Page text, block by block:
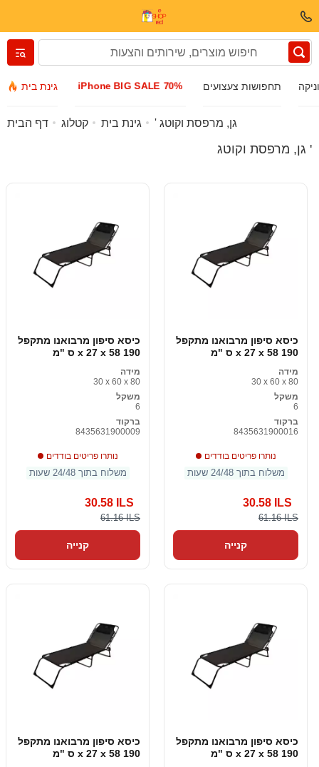
גינת בית iPhone BIG SALE 70% תחפושות צעצועים
Вернуться назад
אביזרים
תכשיטים
דף הבית קטלוג גינת בית גן, מרפסת וקוטג '
גן, מרפסת וקוטג '
כיסא סיפון מרבואנו מתקפל
190 x 27 x 58 ס "מ
מידה
30 x 60 x 80
משקל
6
ברקוד
8435631900009
נותרו פריטים בודדים
משלוח בתוך 24/48 שעות
30.58 ILS
61.16 ILS
קנייה
כיסא סיפון מרבואנו מתקפל
190 x 27 x 58 ס "מ
מידה
30 x 60 x 80
משקל
6
ברקוד
8435631900016
נותרו פריטים בודדים
משלוח בתוך 24/48 שעות
30.58 ILS
61.16 ILS
קנייה
כיסא סיפון מרבואנו מתקפל
190 x 27 x 58 ס "מ
כיסא סיפון מרבואנו מתקפל
190 x 27 x 58 ס "מ